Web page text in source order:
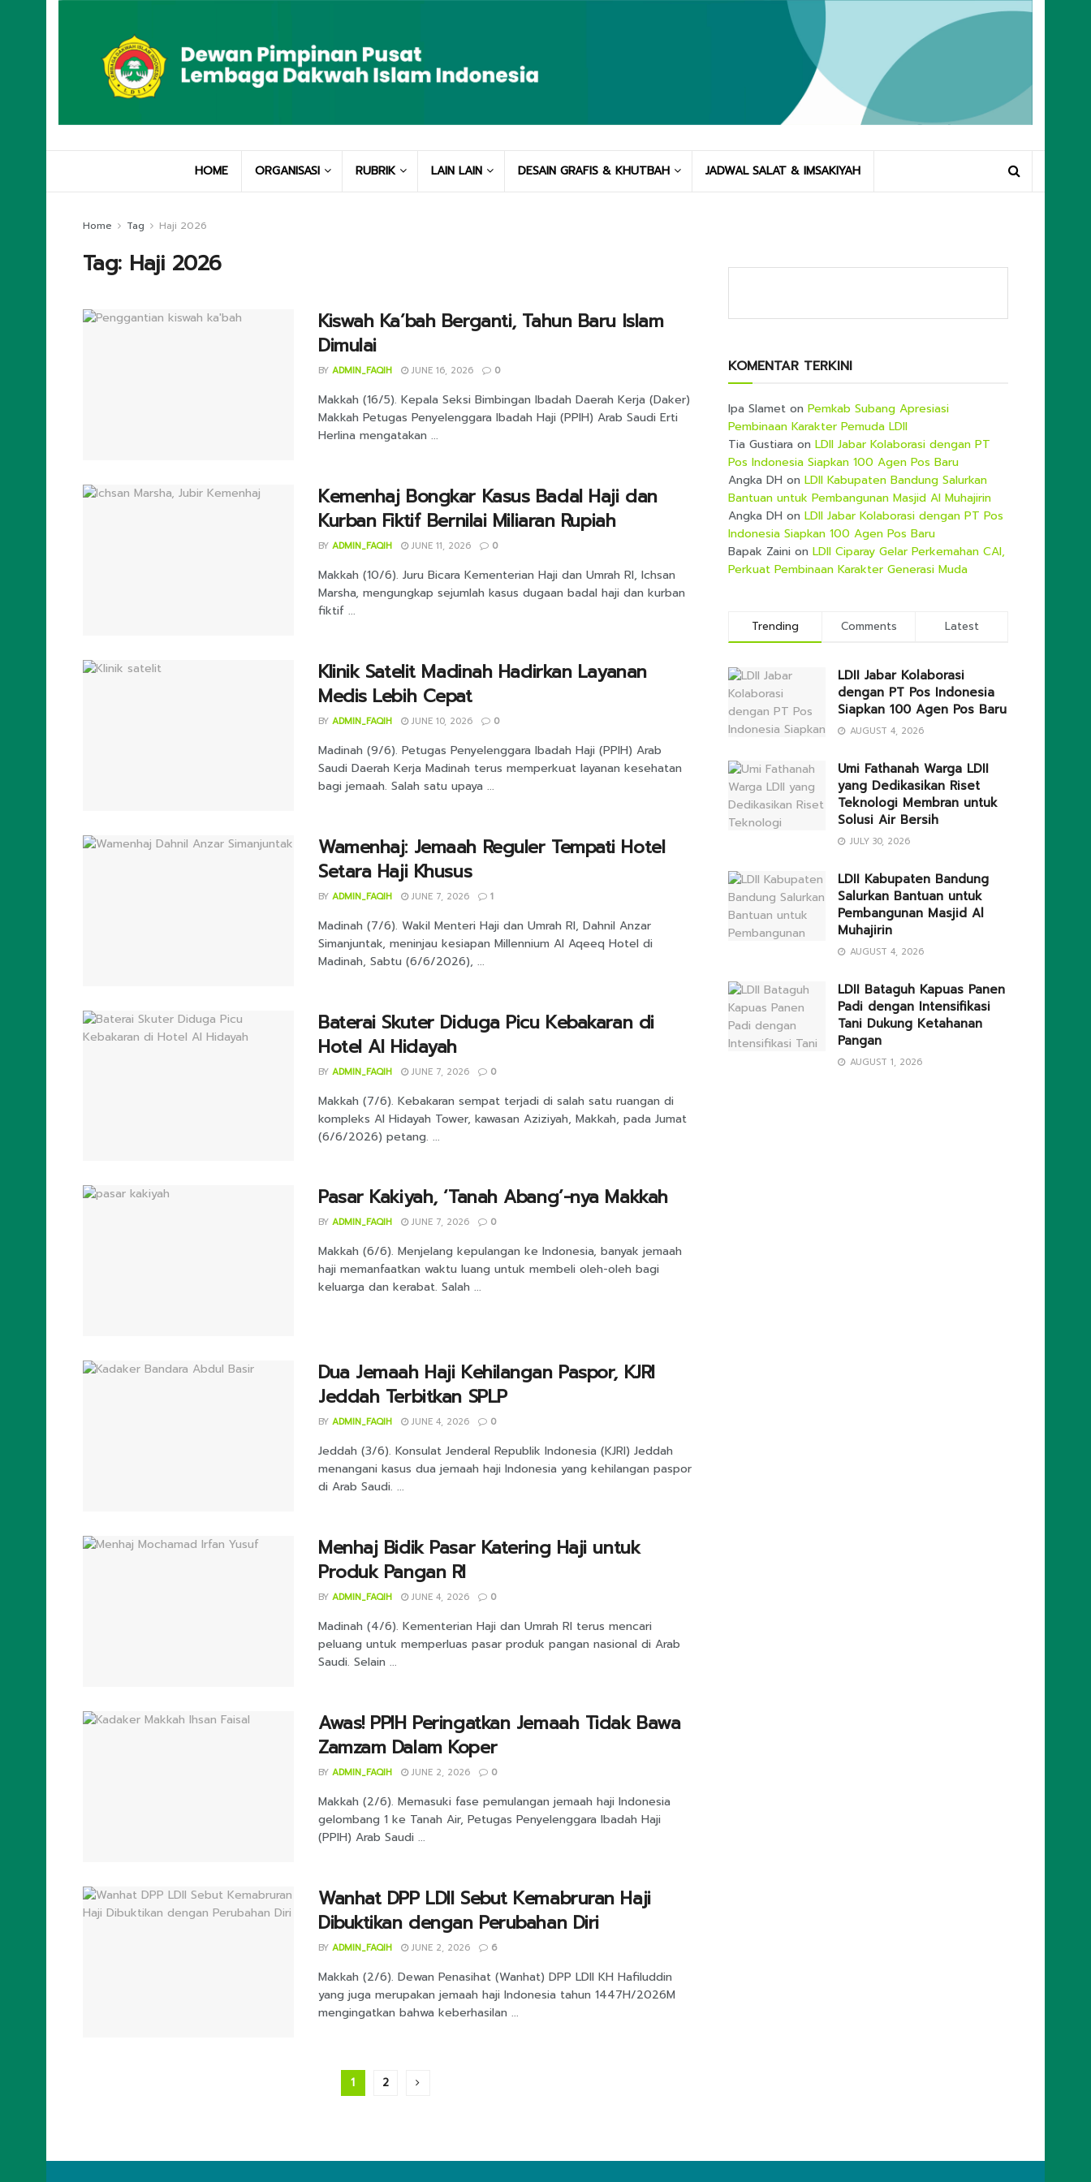
HOME ORGANISASI RUBRIK LAIN LAIN DESAIN GRAFIS & KHUTBAH JADWAL SALAT & IMSAKIYAH
Home Tag Haji 2026
Tag: Haji 2026
Kiswah Ka’bah Berganti, Tahun Baru Islam
Dimulai
BY ADMIN_FAQIH JUNE 16, 2026 0
Makkah (16/5). Kepala Seksi Bimbingan Ibadah Daerah Kerja (Daker)
Makkah Petugas Penyelenggara Ibadah Haji (PPIH) Arab Saudi Erti
Herlina mengatakan ...
Kemenhaj Bongkar Kasus Badal Haji dan
Kurban Fiktif Bernilai Miliaran Rupiah
BY ADMIN_FAQIH JUNE 11, 2026 0
Makkah (10/6). Juru Bicara Kementerian Haji dan Umrah RI, Ichsan
Marsha, mengungkap sejumlah kasus dugaan badal haji dan kurban
fiktif ...
Klinik Satelit Madinah Hadirkan Layanan
Medis Lebih Cepat
BY ADMIN_FAQIH JUNE 10, 2026 0
Madinah (9/6). Petugas Penyelenggara Ibadah Haji (PPIH) Arab
Saudi Daerah Kerja Madinah terus memperkuat layanan kesehatan
bagi jemaah. Salah satu upaya ...
Wamenhaj: Jemaah Reguler Tempati Hotel
Setara Haji Khusus
BY ADMIN_FAQIH JUNE 7, 2026 1
Madinah (7/6). Wakil Menteri Haji dan Umrah RI, Dahnil Anzar
Simanjuntak, meninjau kesiapan Millennium Al Aqeeq Hotel di
Madinah, Sabtu (6/6/2026), ...
Baterai Skuter Diduga Picu Kebakaran di
Hotel Al Hidayah
BY ADMIN_FAQIH JUNE 7, 2026 0
Makkah (7/6). Kebakaran sempat terjadi di salah satu ruangan di
kompleks Al Hidayah Tower, kawasan Aziziyah, Makkah, pada Jumat
(6/6/2026) petang. ...
Pasar Kakiyah, ‘Tanah Abang’-nya Makkah
BY ADMIN_FAQIH JUNE 7, 2026 0
Makkah (6/6). Menjelang kepulangan ke Indonesia, banyak jemaah
haji memanfaatkan waktu luang untuk membeli oleh-oleh bagi
keluarga dan kerabat. Salah ...
Dua Jemaah Haji Kehilangan Paspor, KJRI
Jeddah Terbitkan SPLP
BY ADMIN_FAQIH JUNE 4, 2026 0
Jeddah (3/6). Konsulat Jenderal Republik Indonesia (KJRI) Jeddah
menangani kasus dua jemaah haji Indonesia yang kehilangan paspor
di Arab Saudi. ...
Menhaj Bidik Pasar Katering Haji untuk
Produk Pangan RI
BY ADMIN_FAQIH JUNE 4, 2026 0
Madinah (4/6). Kementerian Haji dan Umrah RI terus mencari
peluang untuk memperluas pasar produk pangan nasional di Arab
Saudi. Selain ...
Awas! PPIH Peringatkan Jemaah Tidak Bawa
Zamzam Dalam Koper
BY ADMIN_FAQIH JUNE 2, 2026 0
Makkah (2/6). Memasuki fase pemulangan jemaah haji Indonesia
gelombang 1 ke Tanah Air, Petugas Penyelenggara Ibadah Haji
(PPIH) Arab Saudi ...
Wanhat DPP LDII Sebut Kemabruran Haji
Dibuktikan dengan Perubahan Diri
BY ADMIN_FAQIH JUNE 2, 2026 6
Makkah (2/6). Dewan Penasihat (Wanhat) DPP LDII KH Hafiluddin
yang juga merupakan jemaah haji Indonesia tahun 1447H/2026M
mengingatkan bahwa keberhasilan ...
1 2
KOMENTAR TERKINI
Ipa Slamet on Pemkab Subang Apresiasi
Pembinaan Karakter Pemuda LDII
Tia Gustiara on LDII Jabar Kolaborasi dengan PT
Pos Indonesia Siapkan 100 Agen Pos Baru
Angka DH on LDII Kabupaten Bandung Salurkan
Bantuan untuk Pembangunan Masjid Al Muhajirin
Angka DH on LDII Jabar Kolaborasi dengan PT Pos
Indonesia Siapkan 100 Agen Pos Baru
Bapak Zaini on LDII Ciparay Gelar Perkemahan CAI,
Perkuat Pembinaan Karakter Generasi Muda
Trending Comments Latest
LDII Jabar Kolaborasi
dengan PT Pos Indonesia
Siapkan 100 Agen Pos Baru
AUGUST 4, 2026
Umi Fathanah Warga LDII
yang Dedikasikan Riset
Teknologi Membran untuk
Solusi Air Bersih
JULY 30, 2026
LDII Kabupaten Bandung
Salurkan Bantuan untuk
Pembangunan Masjid Al
Muhajirin
AUGUST 4, 2026
LDII Bataguh Kapuas Panen
Padi dengan Intensifikasi
Tani Dukung Ketahanan
Pangan
AUGUST 1, 2026